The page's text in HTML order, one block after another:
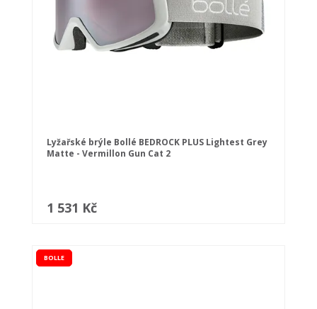
Lyžařské brýle Bollé BEDROCK PLUS Lightest Grey
Matte - Vermillon Gun Cat 2
1 531 Kč
BOLLE